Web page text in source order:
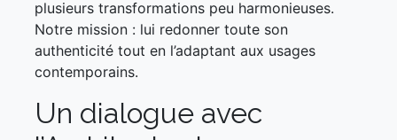
plusieurs transformations peu harmonieuses.
Notre mission : lui redonner toute son
authenticité tout en l’adaptant aux usages
contemporains.
Un dialogue avec